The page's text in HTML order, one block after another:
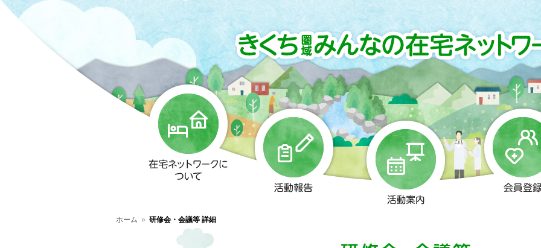
ホーム 研修会・会議等 詳細